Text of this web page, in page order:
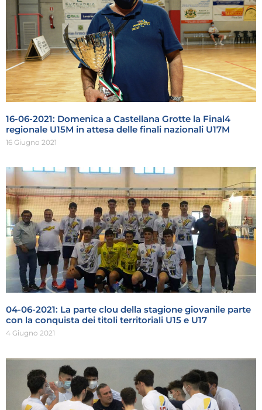
16-06-2021: Domenica a Castellana Grotte la Final4
regionale U15M in attesa delle finali nazionali U17M
16 Giugno 2021
04-06-2021: La parte clou della stagione giovanile parte
con la conquista dei titoli territoriali U15 e U17
4 Giugno 2021